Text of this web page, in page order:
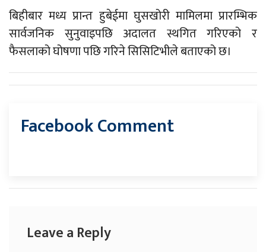
बिहीबार मध्य प्रान्त हुबेईमा घुसखोरी मामिलमा प्रारम्भिक
सार्वजनिक सुनुवाइपछि अदालत स्थगित गरिएको र
फैसलाको घोषणा पछि गरिने सिसिटिभीले बताएको छ।
Facebook Comment
Leave a Reply